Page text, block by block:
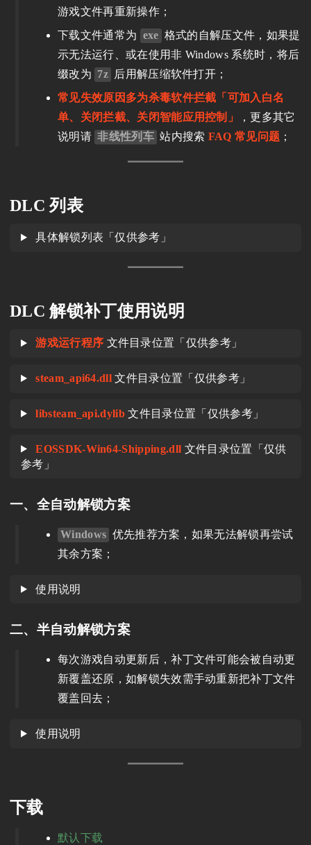
游戏文件再重新操作；
下载文件通常为 exe 格式的自解压文件，如果提
示无法运行、或在使用非 Windows 系统时，将后
缀改为 7z 后用解压缩软件打开；
常见失效原因多为杀毒软件拦截「可加入白名
单、关闭拦截、关闭智能应用控制」
，更多其它
说明请 非线性列车 站内搜索 FAQ 常见问题 ；
DLC 列表
具体解锁列表「仅供参考」
DLC 解锁补丁使用说明
游戏运行程序 文件目录位置「仅供参考」
steam_api64.dll 文件目录位置「仅供参考」
libsteam_api.dylib 文件目录位置「仅供参考」
EOSSDK-Win64-Shipping.dll 文件目录位置「仅供
参考」
一、全自动解锁方案
Windows 优先推荐方案，如果无法解锁再尝试
其余方案；
使用说明
二、半自动解锁方案
每次游戏自动更新后，补丁文件可能会被自动更
新覆盖还原，如解锁失效需手动重新把补丁文件
覆盖回去；
使用说明
下载
默认下载